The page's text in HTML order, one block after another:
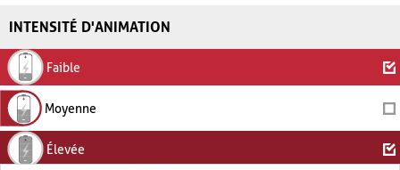
INTENSITÉ D'ANIMATION
Faible
Moyenne
Élevée